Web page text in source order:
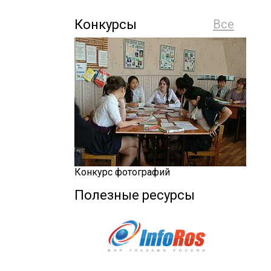
Все
Конкурсы
Конкурс фотографий
Полезные ресурсы